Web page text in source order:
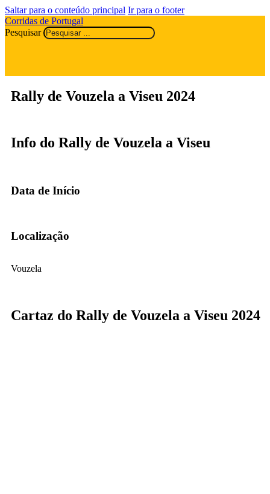
Saltar para o conteúdo principal Ir para o footer
Corridas de Portugal
Pesquisar
Rally de Vouzela a Viseu 2024
Info do Rally de Vouzela a Viseu
Data de Início
Localização
Vouzela
Cartaz do Rally de Vouzela a Viseu 2024